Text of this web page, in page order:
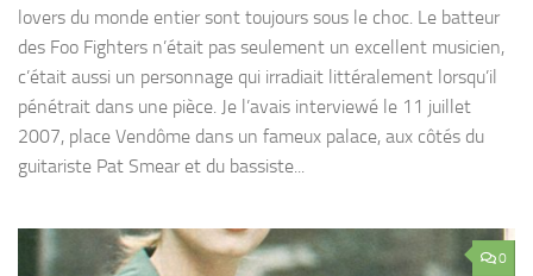
lovers du monde entier sont toujours sous le choc. Le batteur
des Foo Fighters n’était pas seulement un excellent musicien,
c’était aussi un personnage qui irradiait littéralement lorsqu’il
pénétrait dans une pièce. Je l’avais interviewé le 11 juillet
2007, place Vendôme dans un fameux palace, aux côtés du
guitariste Pat Smear et du bassiste...
0